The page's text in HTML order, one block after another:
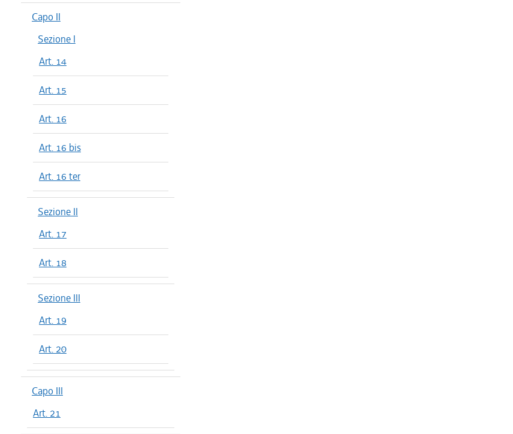
Capo II
Sezione I
Art. 14
Art. 15
Art. 16
Art. 16 bis
Art. 16 ter
Sezione II
Art. 17
Art. 18
Sezione III
Art. 19
Art. 20
Capo III
Art. 21